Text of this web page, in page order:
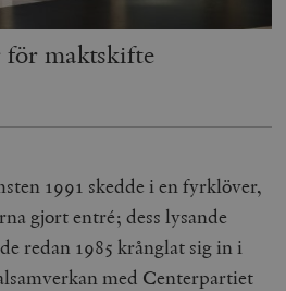
för maktskifte
1991 skedde i en fyrklöver,
gjort entré; dess lysande
redan 1985 krånglat sig in i
med Centerpartiet